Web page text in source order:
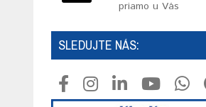
priamo u Vás
SLEDUJTE NÁS: